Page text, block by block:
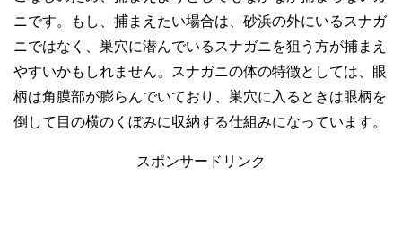
ニです。もし、捕まえたい場合は、砂浜の外にいるスナガ
ニではなく、巣穴に潜んでいるスナガニを狙う方が捕まえ
やすいかもしれません。スナガニの体の特徴としては、眼
柄は角膜部が膨らんでいており、巣穴に入るときは眼柄を
倒して目の横のくぼみに収納する仕組みになっています。
スポンサードリンク